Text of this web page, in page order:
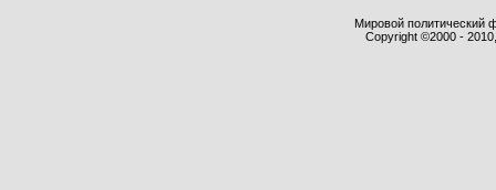
Мировой политический
Copyright ©2000 -